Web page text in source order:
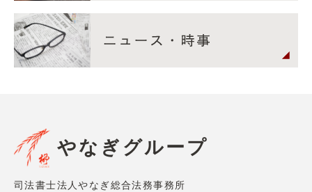
やなぎグループ
司法書士法人やなぎ総合法務事務所